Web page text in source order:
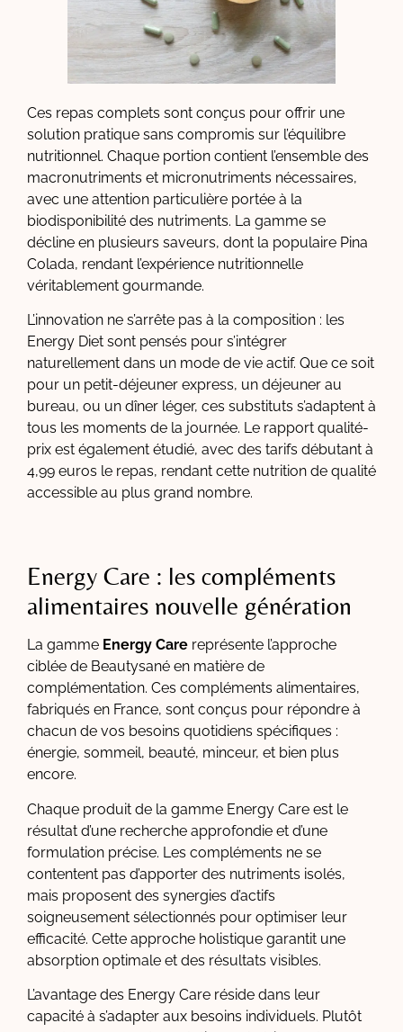
Ces repas complets sont conçus pour offrir une
solution pratique sans compromis sur l’équilibre
nutritionnel. Chaque portion contient l’ensemble des
macronutriments et micronutriments nécessaires,
avec une attention particulière portée à la
biodisponibilité des nutriments. La gamme se
décline en plusieurs saveurs, dont la populaire Pina
Colada, rendant l’expérience nutritionnelle
véritablement gourmande.
L’innovation ne s’arrête pas à la composition : les
Energy Diet sont pensés pour s’intégrer
naturellement dans un mode de vie actif. Que ce soit
pour un petit-déjeuner express, un déjeuner au
bureau, ou un dîner léger, ces substituts s’adaptent à
tous les moments de la journée. Le rapport qualité-
prix est également étudié, avec des tarifs débutant à
4,99 euros le repas, rendant cette nutrition de qualité
accessible au plus grand nombre.
Energy Care : les compléments
alimentaires nouvelle génération
La gamme Energy Care représente l’approche
ciblée de Beautysané en matière de
complémentation. Ces compléments alimentaires,
fabriqués en France, sont conçus pour répondre à
chacun de vos besoins quotidiens spécifiques :
énergie, sommeil, beauté, minceur, et bien plus
encore.
Chaque produit de la gamme Energy Care est le
résultat d’une recherche approfondie et d’une
formulation précise. Les compléments ne se
contentent pas d’apporter des nutriments isolés,
mais proposent des synergies d’actifs
soigneusement sélectionnés pour optimiser leur
efficacité. Cette approche holistique garantit une
absorption optimale et des résultats visibles.
L’avantage des Energy Care réside dans leur
capacité à s’adapter aux besoins individuels. Plutôt